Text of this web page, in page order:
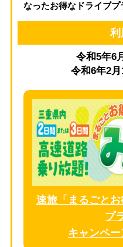
なったお得なドライブプ
利
令和5年6
令和6年2
速旅「まるごと
プ
キャンペ